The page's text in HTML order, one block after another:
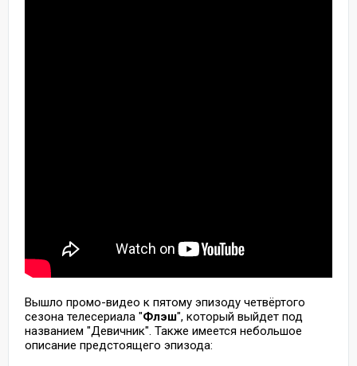
Вышло промо-видео к пятому эпизоду четвёртого
сезона телесериала "Флэш", который выйдет под
названием "Девичник". Также имеется небольшое
описание предстоящего эпизода: